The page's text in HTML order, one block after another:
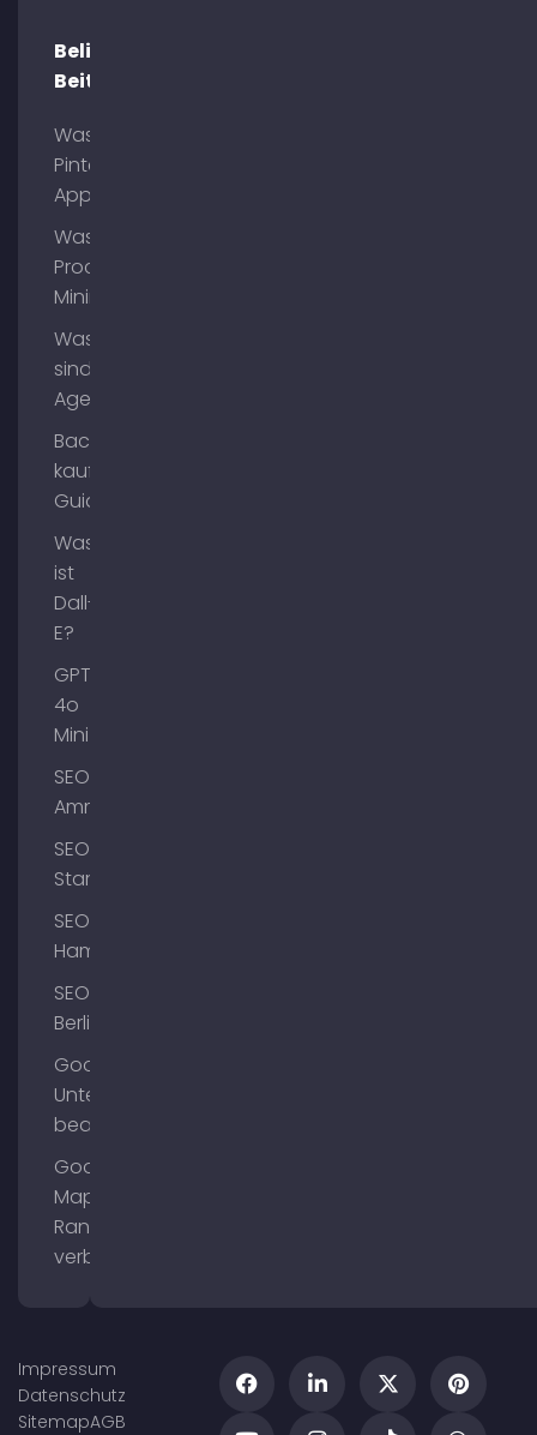
Beliebte
Beiträge
Was ist
Pinterest
App?
Was ist
Process
Mining?
Was
sind AI
Agents?
Backlinks
kaufen
Guide
Was
ist
Dall-
E?
GPT-
4o
Mini
SEO
Ammersee
SEO
Starnberg
SEO
Hamburg
SEO
Berlin
Google
Unternehmensprofil
bearbeiten
Google
Maps
Ranking
verbessern
Impressum
Datenschutz
SitemapAGB